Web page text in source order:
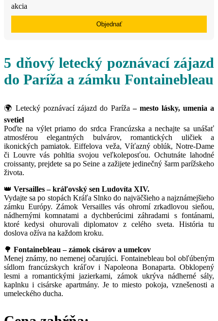
akcia
Objednať
5 dňový letecký poznávací zájazd
do Paríža a zámku Fontainebleau
🌍 Letecký poznávací zájazd do Paríža – mesto lásky, umenia a
svetiel
Poďte na výlet priamo do srdca Francúzska a nechajte sa unášať
atmosférou elegantných bulvárov, romantických uličiek a
ikonických pamiatok. Eiffelova veža, Víťazný oblúk, Notre-Dame
či Louvre vás pohltia svojou veľkoleposťou. Ochutnáte lahodné
croissanty, prejdete sa po Seine a zažijete jedinečný šarm parížskeho
života.
👑 Versailles – kráľovský sen Ludovíta XIV.
Vydajte sa po stopách Kráľa Slnko do najväčšieho a najznámejšieho
zámku Európy. Zámok Versailles vás ohromí zrkadlovou sieňou,
nádhernými komnatami a dychberúcimi záhradami s fontánami,
ktoré kedysi ohurovali diplomatov z celého sveta. História tu
doslova ožíva na každom kroku.
🌳 Fontainebleau – zámok cisárov a umelcov
Menej známy, no nemenej očarujúci. Fontainebleau bol obľúbeným
sídlom francúzskych kráľov i Napoleona Bonaparta. Obklopený
lesmi a romantickými jazierkami, zámok ukrýva nádherné sály,
kaplnku i cisárske apartmány. Je to miesto pokoja, vznešenosti a
umeleckého ducha.